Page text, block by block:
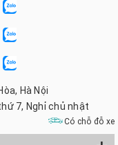
Hà Nội
7, Nghỉ chủ nhật
Có chỗ đỗ xe